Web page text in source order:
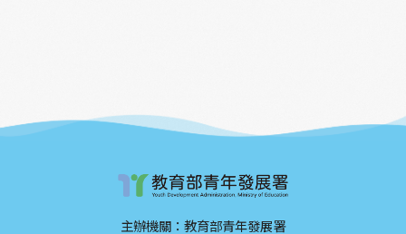
主辦機關：教育部青年發展署